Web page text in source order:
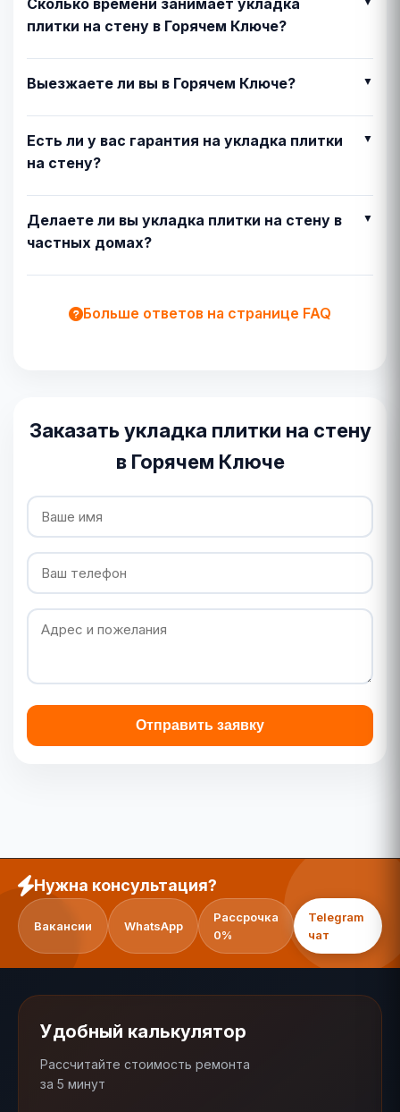
Сколько времени занимает укладка
плитки на стену в Горячем Ключе?
Выезжаете ли вы в Горячем Ключе?
Есть ли у вас гарантия на укладка плитки
на стену?
Делаете ли вы укладка плитки на стену в
частных домах?
Больше ответов на странице FAQ
Заказать укладка плитки на стену
в Горячем Ключе
Отправить заявку
Нужна консультация?
Вакансии WhatsApp
Рассрочка
0%
Telegram
чат
Удобный калькулятор
Рассчитайте стоимость ремонта
за 5 минут